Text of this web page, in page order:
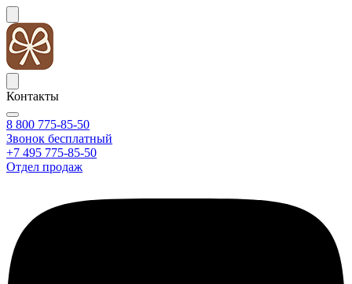
Контакты
8 800 775-85-50
Звонок бесплатный
+7 495 775-85-50
Отдел продаж